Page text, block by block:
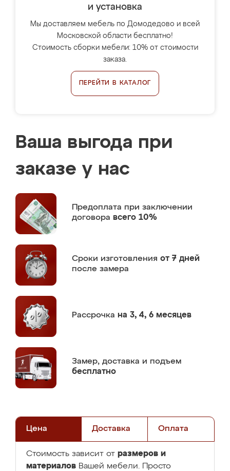
и установка
Мы доставляем мебель по Домодедово и всей
Московской области бесплатно!
Стоимость сборки мебели: 10% от стоимости
заказа.
ПЕРЕЙТИ В КАТАЛОГ
Ваша выгода при
заказе у нас
Предоплата при заключении
договора всего 10%
Сроки изготовления от 7 дней
после замера
Рассрочка на 3, 4, 6 месяцев
Замер, доставка и подъем
бесплатно
Цена Доставка Оплата
Стоимость зависит от размеров и
материалов Вашей мебели. Просто